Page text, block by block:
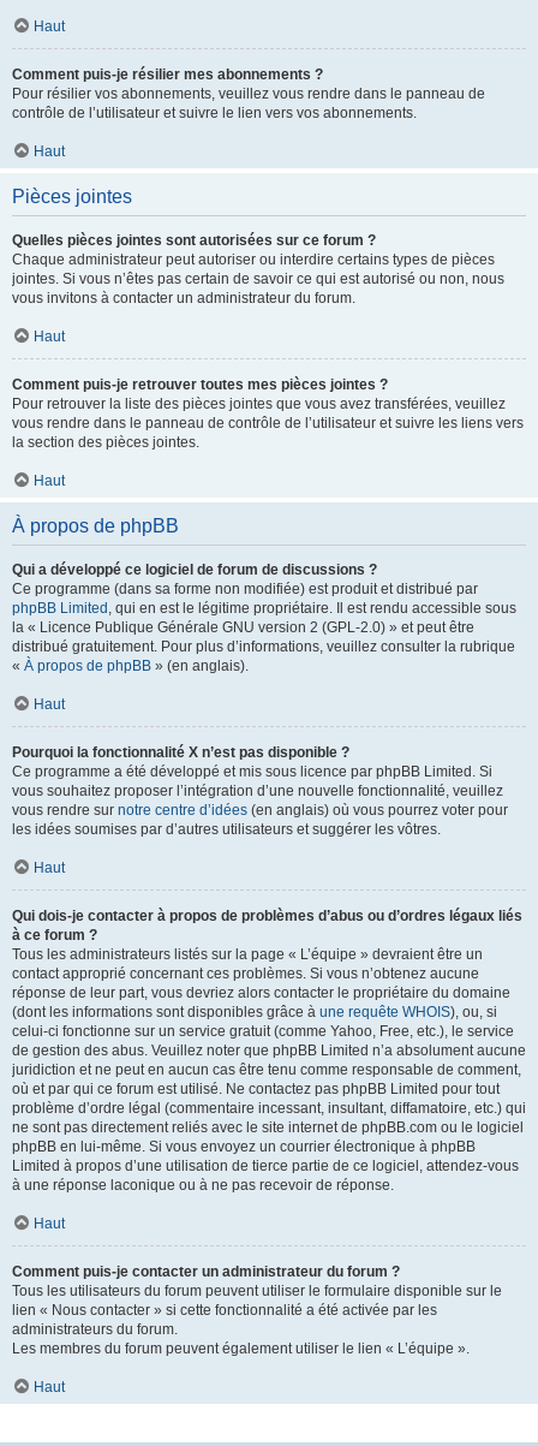
Haut
Comment puis-je résilier mes abonnements ?
Pour résilier vos abonnements, veuillez vous rendre dans le panneau de
contrôle de l’utilisateur et suivre le lien vers vos abonnements.
Haut
Pièces jointes
Quelles pièces jointes sont autorisées sur ce forum ?
Chaque administrateur peut autoriser ou interdire certains types de pièces
jointes. Si vous n’êtes pas certain de savoir ce qui est autorisé ou non, nous
vous invitons à contacter un administrateur du forum.
Haut
Comment puis-je retrouver toutes mes pièces jointes ?
Pour retrouver la liste des pièces jointes que vous avez transférées, veuillez
vous rendre dans le panneau de contrôle de l’utilisateur et suivre les liens vers
la section des pièces jointes.
Haut
À propos de phpBB
Qui a développé ce logiciel de forum de discussions ?
Ce programme (dans sa forme non modifiée) est produit et distribué par
phpBB Limited , qui en est le légitime propriétaire. Il est rendu accessible sous
la « Licence Publique Générale GNU version 2 (GPL-2.0) » et peut être
distribué gratuitement. Pour plus d’informations, veuillez consulter la rubrique
« À propos de phpBB » (en anglais).
Haut
Pourquoi la fonctionnalité X n’est pas disponible ?
Ce programme a été développé et mis sous licence par phpBB Limited. Si
vous souhaitez proposer l’intégration d’une nouvelle fonctionnalité, veuillez
vous rendre sur notre centre d’idées (en anglais) où vous pourrez voter pour
les idées soumises par d’autres utilisateurs et suggérer les vôtres.
Haut
Qui dois-je contacter à propos de problèmes d’abus ou d’ordres légaux liés
à ce forum ?
Tous les administrateurs listés sur la page « L’équipe » devraient être un
contact approprié concernant ces problèmes. Si vous n’obtenez aucune
réponse de leur part, vous devriez alors contacter le propriétaire du domaine
(dont les informations sont disponibles grâce à une requête WHOIS), ou, si
celui-ci fonctionne sur un service gratuit (comme Yahoo, Free, etc.), le service
de gestion des abus. Veuillez noter que phpBB Limited n’a absolument aucune
juridiction et ne peut en aucun cas être tenu comme responsable de comment,
où et par qui ce forum est utilisé. Ne contactez pas phpBB Limited pour tout
problème d’ordre légal (commentaire incessant, insultant, diffamatoire, etc.) qui
ne sont pas directement reliés avec le site internet de phpBB.com ou le logiciel
phpBB en lui-même. Si vous envoyez un courrier électronique à phpBB
Limited à propos d’une utilisation de tierce partie de ce logiciel, attendez-vous
à une réponse laconique ou à ne pas recevoir de réponse.
Haut
Comment puis-je contacter un administrateur du forum ?
Tous les utilisateurs du forum peuvent utiliser le formulaire disponible sur le
lien « Nous contacter » si cette fonctionnalité a été activée par les
administrateurs du forum.
Les membres du forum peuvent également utiliser le lien « L’équipe ».
Haut